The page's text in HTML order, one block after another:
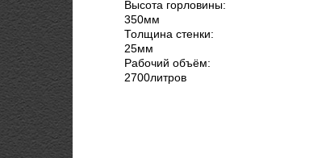
Высота горловины:
350мм
Толщина стенки:
25мм
Рабочий объём:
2700литров